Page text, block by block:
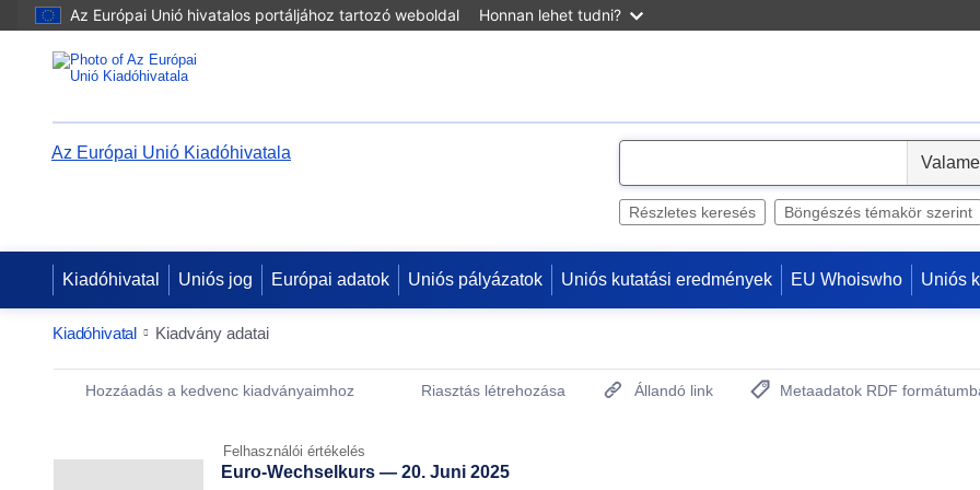
Az Európai Unió hivatalos portáljához tartozó weboldal Honnan lehet tudni?
Az Európai Unió Kiadóhivatala
e
Részletes keresés Böngészés témakör szerint
Kiadóhivatal Uniós jog Európai adatok Uniós pályázatok Uniós kutatási eredmények EU Whoiswho Uniós
Kiadóhivatal Kiadvány adatai
Publication Detail Actions Portlet
Hozzáadás a kedvenc kiadványaimhoz Riasztás létrehozása Állandó link
Metaadatok RDF
Felhasználói értékelés
Euro-Wechselkurs — 20. Juni 2025